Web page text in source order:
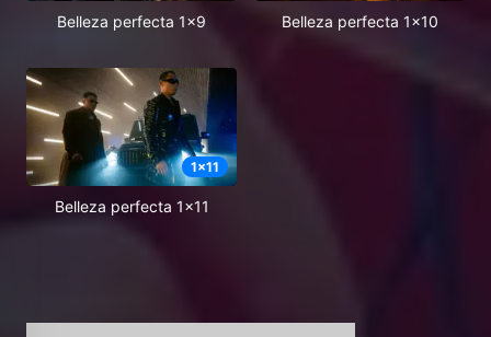
Belleza perfecta 1x9 Belleza perfecta 1x10
1x11
Belleza perfecta 1x11